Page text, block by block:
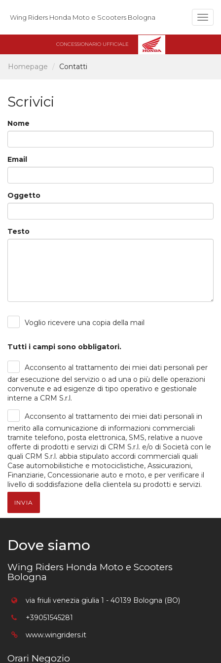
Wing Riders Honda Moto e Scooters Bologna
CONCESSIONARIO UFFICIALE
Homepage Contatti
Scrivici
Nome
Email
Oggetto
Testo
Voglio ricevere una copia della mail
Tutti i campi sono obbligatori.
Acconsento al trattamento dei miei dati personali per
dar esecuzione del servizio o ad una o più delle operazioni
convenute e ad esigenze di tipo operativo e gestionale
interne a CRM S.r.l.
Acconsento al trattamento dei miei dati personali in
merito alla comunicazione di informazioni commerciali
tramite telefono, posta elettronica, SMS, relative a nuove
offerte di prodotti e servizi di CRM S.r.l. e/o di Società con le
quali CRM S.r.l. abbia stipulato accordi commerciali quali
Case automobilistiche e motociclistiche, Assicurazioni,
Finanziarie, Concessionarie auto e moto, e per verificare il
livello di soddisfazione della clientela su prodotti e servizi.
INVIA
Dove siamo
Wing Riders Honda Moto e Scooters
Bologna
via friuli venezia giulia 1 - 40139 Bologna (BO)
+39051545281
www.wingriders.it
Orari Negozio